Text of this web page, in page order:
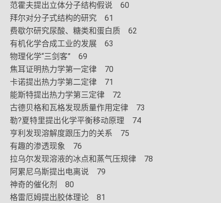
范霍夫提出立体分子结构假说 60
拜尔对分子式结构的研究 61
费歇尔研究尿酸、糖类和蛋白质 62
有机化学合成工业的发展 63
物理化学“三剑客” 69
焦耳证明热力学第一定律 70
卡诺提出热力学第二定律 71
能斯特提出热力学第三定律 72
古德贝格和瓦格发现质量作用定律 73
勒?夏特里提出化学平衡移动原理 74
亨利发现溶解度跟压力的关系 75
有趣的渗透现象 76
拉乌尔发现溶液的冰点和蒸气压规律 78
阿累尼乌斯提出电离说 79
神奇的催化剂 80
格雷厄姆提出胶体理论 81